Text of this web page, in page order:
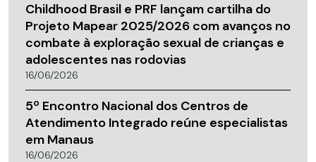
Childhood Brasil e PRF lançam cartilha do
Projeto Mapear 2025/2026 com avanços no
combate à exploração sexual de crianças e
adolescentes nas rodovias
16/06/2026
5º Encontro Nacional dos Centros de
Atendimento Integrado reúne especialistas
em Manaus
16/06/2026